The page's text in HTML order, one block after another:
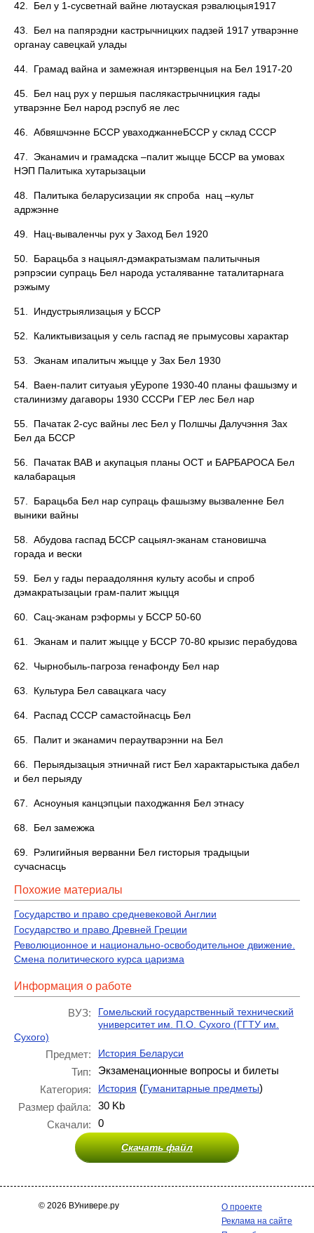
42. Бел у 1-сусветнай вайне лютауская рэвалюцыя1917
43. Бел на папярэдни кастрычницких падзей 1917 утварэнне
органау савецкай улады
44. Грамад вайна и замежная интэрвенцыя на Бел 1917-20
45. Бел нац рух у першыя паслякастрычницкия гады
утварэнне Бел народ рэспуб яе лес
46. Абвяшчэнне БССР уваходжаннеБССР у склад СССР
47. Эканамич и грамадска –палит жыцце БССР ва умовах
НЭП Палитыка хутарызацыи
48. Палитыка беларусизации як спроба нац –культ
адржэнне
49. Нац-вываленчы рух у Заход Бел 1920
50. Барацьба з нацыял-дэмакратызмам палитычныя
рэпрэсии супраць Бел народа усталяванне таталитарнага
рэжыму
51. Индустрыялизацыя у БССР
52. Каликтывизацыя у сель гаспад яе прымусовы характар
53. Эканам ипалитыч жыцце у Зах Бел 1930
54. Ваен-палит ситуаыя уЕуропе 1930-40 планы фашызму и
сталинизму дагаворы 1930 СССРи ГЕР лес Бел нар
55. Пачатак 2-сус вайны лес Бел у Полшчы Далучэння Зах
Бел да БССР
56. Пачатак ВАВ и акупацыя планы ОСТ и БАРБАРОСА Бел
калабарацыя
57. Барацьба Бел нар супраць фашызму вызваленне Бел
выники вайны
58. Абудова гаспад БССР сацыял-эканам становишча
горада и вески
59. Бел у гады пераадоляння культу асобы и спроб
дэмакратызацыи грам-палит жыцця
60. Сац-эканам рэформы у БССР 50-60
61. Эканам и палит жыцце у БССР 70-80 крызис перабудова
62. Чырнобыль-пагроза генафонду Бел нар
63. Культура Бел савацкага часу
64. Распад СССР самастойнасць Бел
65. Палит и эканамич пераутварэнни на Бел
66. Перыядызацыя этничнай гист Бел характарыстыка дабел
и бел перыяду
67. Асноуныя канцэпцыи паходжання Бел этнасу
68. Бел замежжа
69. Рэлигийныя верванни Бел гисторыя традыцыи
сучаснасць
Похожие материалы
Государство и право средневековой Англии
Государство и право Древней Греции
Революционное и национально-освободительное движение.
Смена политического курса царизма
Информация о работе
ВУЗ:
Гомельский государственный технический
университет им. П.О. Сухого (ГГТУ им.
Сухого)
Предмет: История Беларуси
Тип:
Экзаменационные вопросы и билеты
Категория:
История (Гуманитарные предметы)
Размер файла:
30 Kb
Скачали:
0
Скачать файл
© 2026 ВУнивере.ру
О проекте
Реклама на сайте